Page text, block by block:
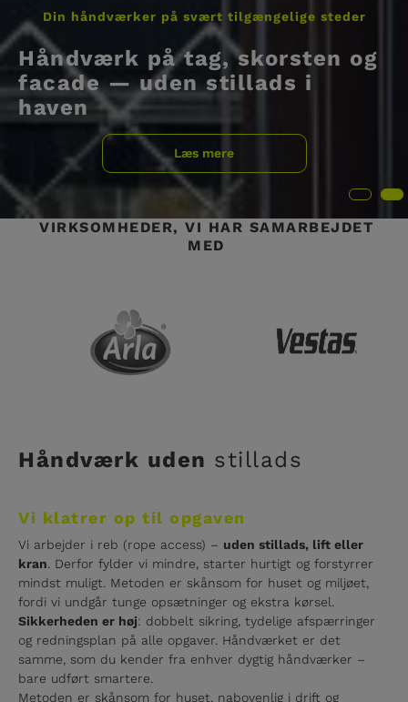
Din håndværker på svært tilgængelige steder
Håndværk på tag, skorsten og
facade — uden stillads i
haven
Læs mere
VIRKSOMHEDER, VI HAR SAMARBEJDET
MED
Håndværk uden stillads
Vi klatrer op til opgaven
Vi arbejder i reb (rope access) – uden stillads, lift eller
kran. Derfor fylder vi mindre, starter hurtigt og forstyrrer
mindst muligt. Metoden er skånsom for huset og miljøet,
fordi vi undgår tunge opsætninger og ekstra kørsel.
Sikkerheden er høj: dobbelt sikring, tydelige afspærringer
og redningsplan på alle opgaver. Håndværket er det
samme, som du kender fra enhver dygtig håndværker –
bare udført smartere.
Metoden er skånsom for huset, nabovenlig i drift og